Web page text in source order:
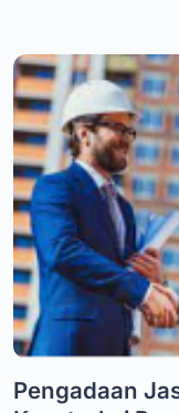
Pengadaan